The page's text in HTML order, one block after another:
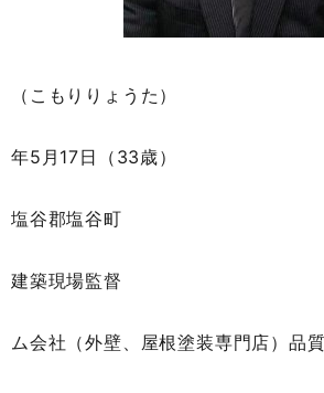
代表 古森
（こもりりょうた）
生年月日
年5月17日（33歳）
出身地：
塩谷郡塩谷町
職歴：公
建築現場監督
リフ
ム会社（外壁、屋根塗装専門店）品
資格：建